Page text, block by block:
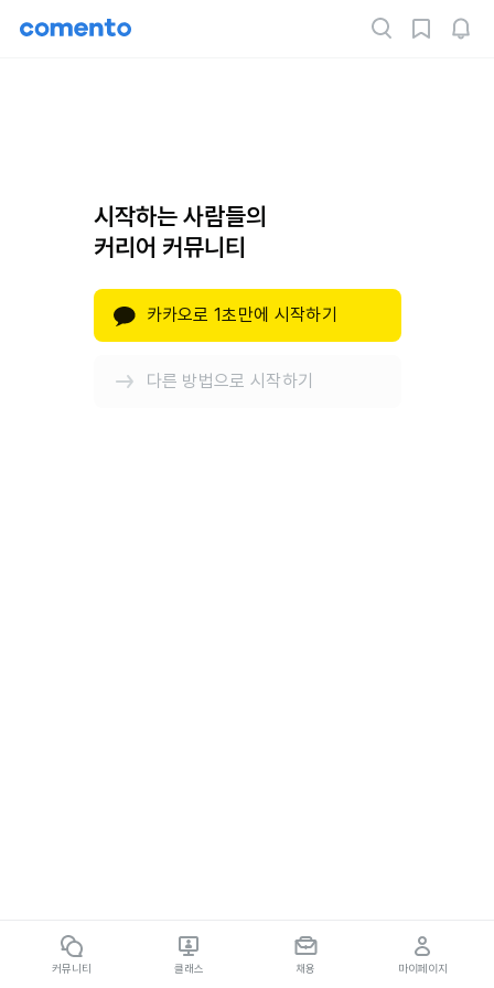
시작하는 사람들의
커리어 커뮤니티
카카오로 1초만에 시작하기
다른 방법으로 시작하기
커뮤니티 클래스 채용 마이페이지